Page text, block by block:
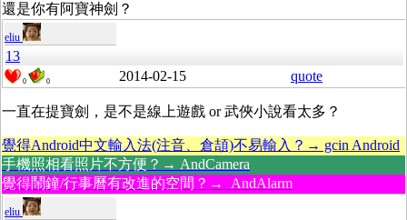
還是你有阿寶神劍？
eliu
13
0 0 2014-02-15 quote
一直在提寶劍，是不是線上遊戲 or 武俠小說看太多？
覺得Android中文輸入法(注音、倉頡)不易輸入？→ gcin Android
手機照相看照片不方便？→ AndCamera
覺得鬧鐘/行事曆有改進的空間？→ AndAlarm
eliu